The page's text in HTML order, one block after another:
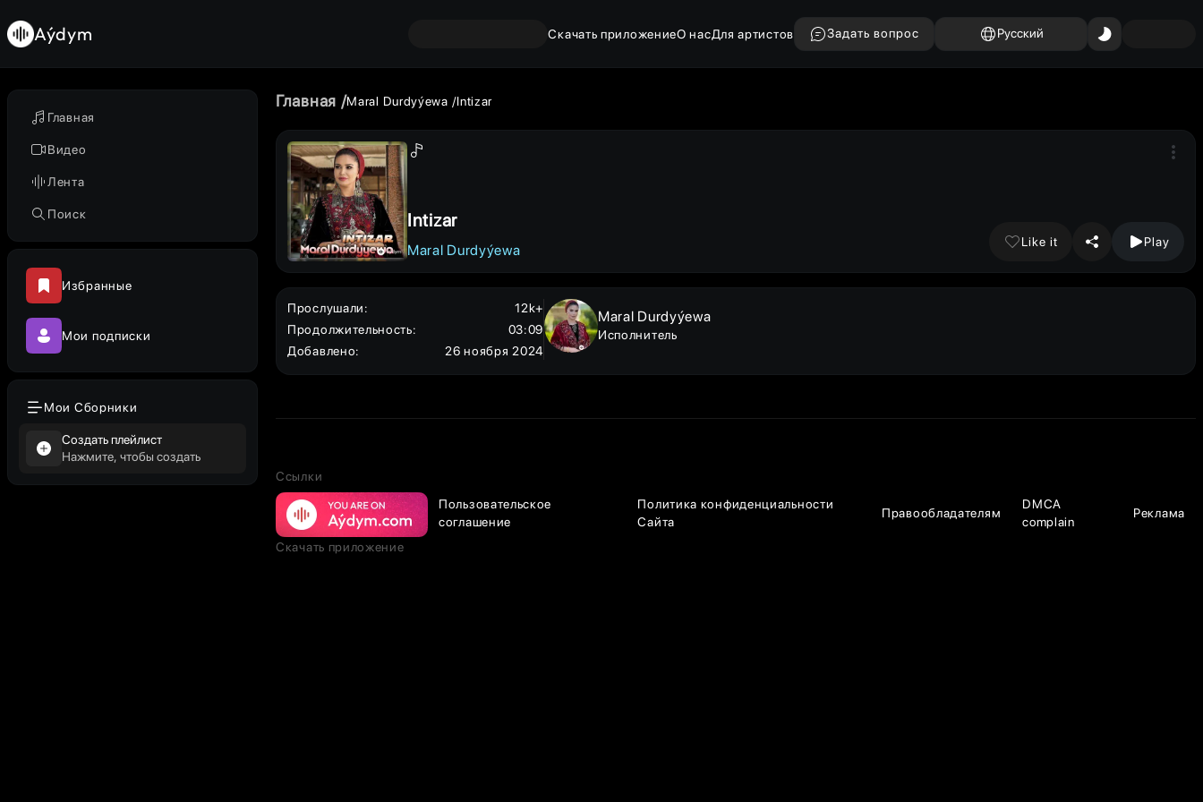
Главная
Видео
Лента
Поиск
Избранные
Мои подписки
Мои Сборники
Создать плейлист
Нажмите, чтобы создать
Aýdym Скачать приложениеО насДля артистов Задать вопрос Русский
Главная Maral Durdyýewa Intizar
Intizar
Maral Durdyýewa
Like it Play
Прослушали:
12k+
Продолжительность:
03:09
Добавлено: 26 ноября 2024
Maral Durdyýewa
Исполнитель
Ссылки
Пользовательское
соглашение
Политика конфиденциальности
Сайта
Правообладателям
DMCA
complain
Реклама
Скачать приложение